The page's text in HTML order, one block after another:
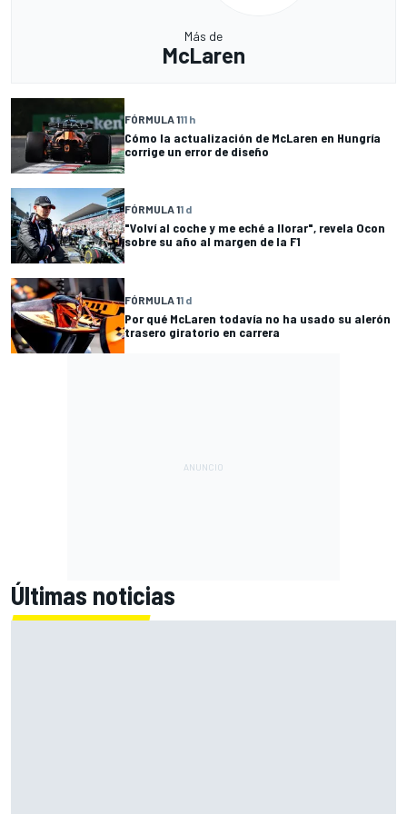
Más de
McLaren
FÓRMULA 111 h
Cómo la actualización de McLaren en Hungría
corrige un error de diseño
FÓRMULA 11 d
"Volví al coche y me eché a llorar", revela Ocon
sobre su año al margen de la F1
FÓRMULA 11 d
Por qué McLaren todavía no ha usado su alerón
trasero giratorio en carrera
Últimas noticias